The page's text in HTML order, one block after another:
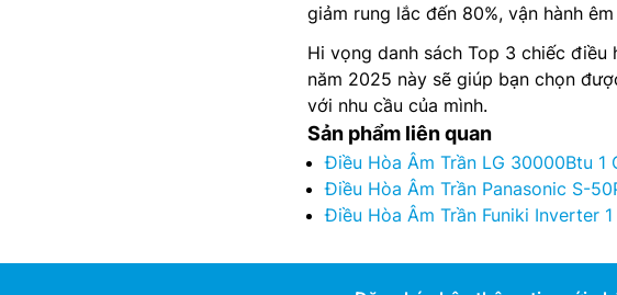
giảm rung lắc đến 80%, vận hành
Hi vọng danh sách Top 3 chiếc
năm 2025 này sẽ giúp bạn chọn
với nhu cầu của mình.
Sản phẩm liên quan
Điều Hòa Âm Trần LG 30000Btu 1
Điều Hòa Âm Trần Panasonic S-
Điều Hòa Âm Trần Funiki Inverter